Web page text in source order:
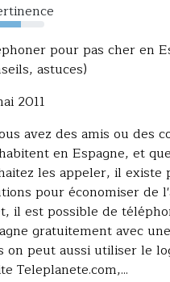
pour pas cher en
astuces)
2011
avez des amis ou des
en Espagne, et
les appeler, il existe
pour économiser de
il est possible de
gratuitement avec
on peut aussi utiliser le
Teleplanete.com,...